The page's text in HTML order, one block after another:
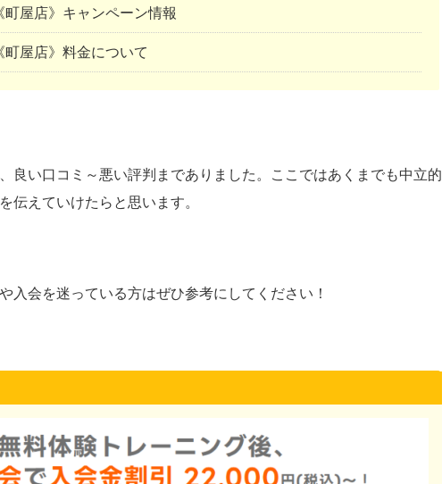
屋店》キャンペーン情報
屋店》料金について
良い口コミ～悪い評判までありました。ここではあくまでも中立的
伝えていけたらと思います。
入会を迷っている方はぜひ参考にしてください！